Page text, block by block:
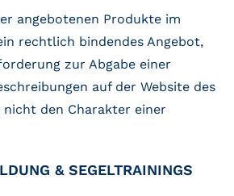
angebotenen Produkte im
rechtlich bindendes Angebot,
zur Abgabe einer
auf der Website des
nicht den Charakter einer
& SEGELTRAININGS